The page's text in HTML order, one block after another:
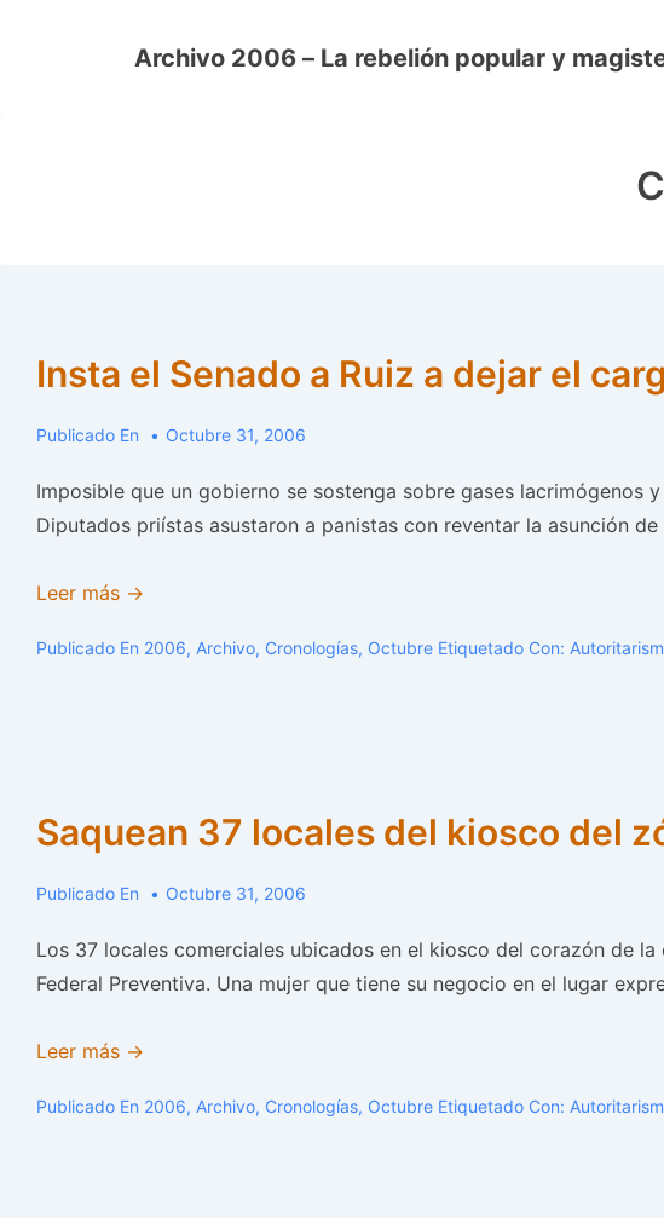
Archivo 2006 – La rebelión popular y
Insta el Senado a Ruiz a dejar el
Publicado En Octubre 31, 2006
Imposible que un gobierno se sostenga sobre gases lacrimógenos
Diputados priístas asustaron a panistas con reventar la asunción
Insta
Senado
el
Leer más →
Publicado En 2006, Archivo, Cronologías, Octubre Etiquetado Con:
Saquean 37 locales del kiosco del
Publicado En Octubre 31, 2006
Los 37 locales comerciales ubicados en el kiosco del corazón de
Federal Preventiva. Una mujer que tiene su negocio en el lugar
Saquean
locales
Leer más →
Publicado En 2006, Archivo, Cronologías, Octubre Etiquetado Con: